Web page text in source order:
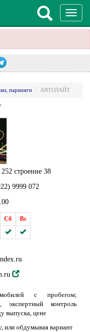
паркинги АВТОЛАЙТ
строение 38
9999 072
Сб Вс
с пробегом;
экспертный контроль
выпуска, цене
или обдумывая вариант